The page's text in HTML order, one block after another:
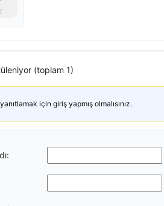
(toplam 1)
için giriş yapmış olmalısınız.